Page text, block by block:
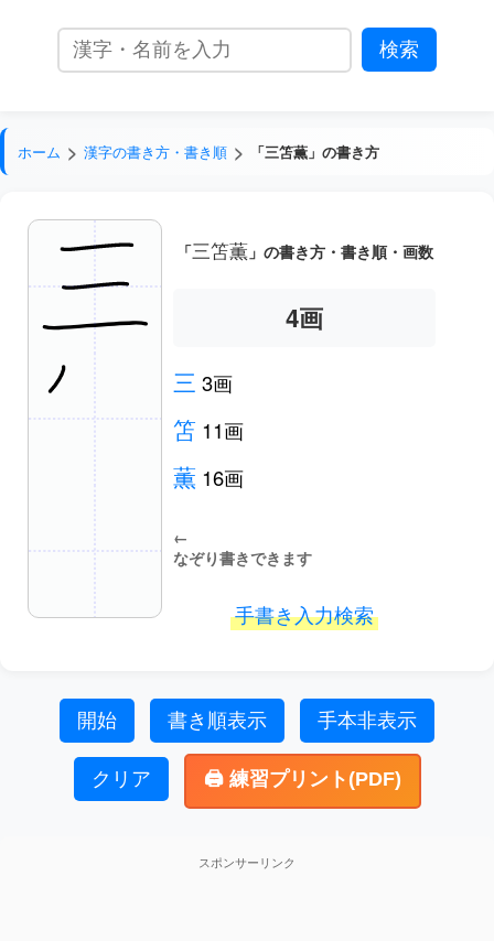
ホーム 漢字の書き方・書き順 「三笘薫」の書き方
「三笘薫」の書き方・書き順・画数
5画
三 3画
笘 11画
薫 16画
←
なぞり書きできます
手書き入力検索
開始 書き順表示 手本非表示
クリア 🖨️ 練習プリント(PDF)
スポンサーリンク